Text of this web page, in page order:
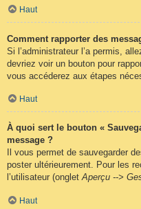
Haut
Comment rapporter des
Si l’administrateur l’a permis,
devriez voir un bouton pour
vous accéderez aux étapes
Haut
À quoi sert le bouton «
message ?
Il vous permet de sauvegarder
poster ultérieurement. Pour les
l’utilisateur (ongletAperçu -->
Haut